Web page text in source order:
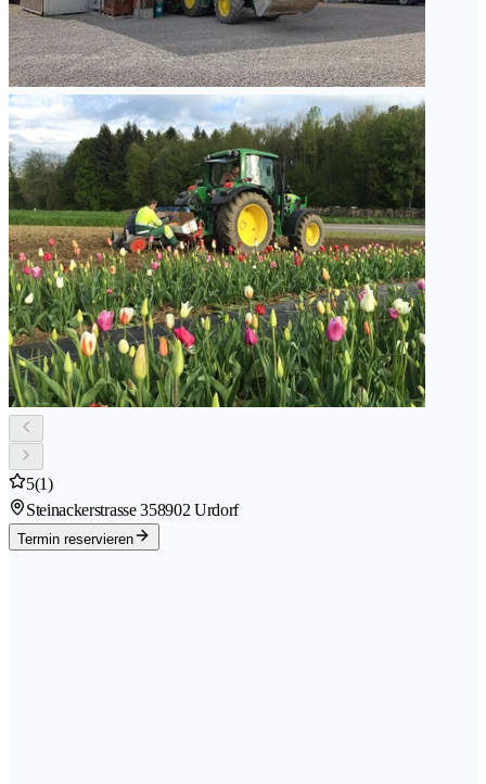
5(1)
Steinackerstrasse 358902 Urdorf
Termin reservieren